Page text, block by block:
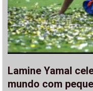
Lamine Yamal
mundo com